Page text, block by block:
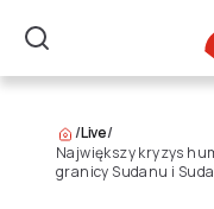
Szukaj
/Live/
Największy kryzys
granicy Sudanu i